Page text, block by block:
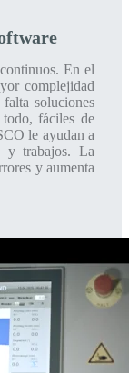
En el
complejidad
soluciones
fáciles de
le ayudan a
y trabajos. La
y aumenta